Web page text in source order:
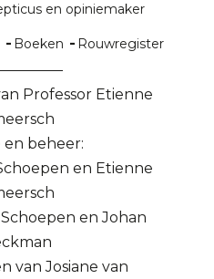
en opiniemaker
Boeken Rouwregister
Professor Etienne
en beheer:
en Etienne
en Johan
van Josiane van